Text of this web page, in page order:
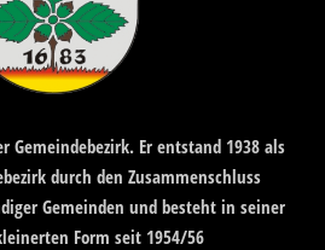
Gemeindebezirk. Er entstand 1938 als
durch den Zusammenschluss
Gemeinden und besteht in seiner
Form seit 1954/56